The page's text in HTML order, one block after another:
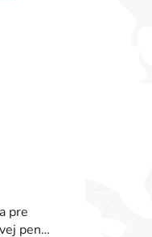
pre
peny